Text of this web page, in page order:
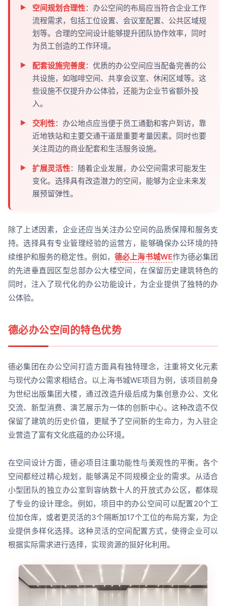
空间规划合理性：办公空间的布局应当符合企业工作
流程需求，包括工位设置、会议室配置、公共区域规
划等。合理的空间设计能够提升团队协作效率，同时
为员工创造的工作环境。
配套设施完善度：优质的办公空间应当配备完善的公
共设施，如咖啡空间、共享会议室、休闲区域等。这
些设施不仅提升办公体验，还能为企业节省额外投
入。
交利性：办公地点应当便于员工通勤和客户到访，靠
近地铁站和主要交通干道是重要考量因素。同时也要
关注周边的商业配套和生活服务设施。
扩展灵活性：随着企业发展，办公空间需求可能发生
变化。选择具有改造潜力的空间，能够为企业未来发
展预留弹性。
除了上述因素，企业还应当关注办公空间的品质保障和服务支
持。选择具有专业管理经验的运营方，能够确保办公环境的持
续维护和服务的稳定性。例如，德必上海书城WE作为德必集团
的先进垂直园区型总部办公大楼空间，在保留历史建筑特色的
同时，注入了现代化的办公功能设计，为企业提供了独特的办
公体验。
德必办公空间的特色优势
德必集团在办公空间打造方面具有独特理念，注重将文化元素
与现代办公需求相结合。以上海书城WE项目为例，该项目前身
为世纪出版集团大楼，通过改造升级后成为集创意办公、文化
交流、新型消费、演艺展示为一体的创新中心。这种改造不仅
保留了建筑的历史价值，更赋予了空间新的生命力，为入驻企
业营造了富有文化底蕴的办公环境。
在空间设计方面，德必项目注重功能性与美观性的平衡。各个
空间都经过精心规划，能够满足不同规模企业的需求。从适合
小型团队的独立办公室到容纳数十人的开放式办公区，都体现
了专业的设计理念。例如，项目中的办公空间可以配置20个工
位加仓库，或者更灵活的3个隔断加17个工位的布局方案，为企
业提供多样化选择。这种灵活的空间配置方式，使得企业可以
根据实际需求进行选择，实现资源的挺好化利用。